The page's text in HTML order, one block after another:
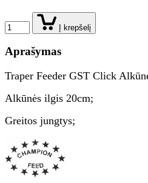
Į krepšelį
Aprašymas
Traper Feeder GST Click
Alkūnės ilgis 20cm;
Greitos jungtys;